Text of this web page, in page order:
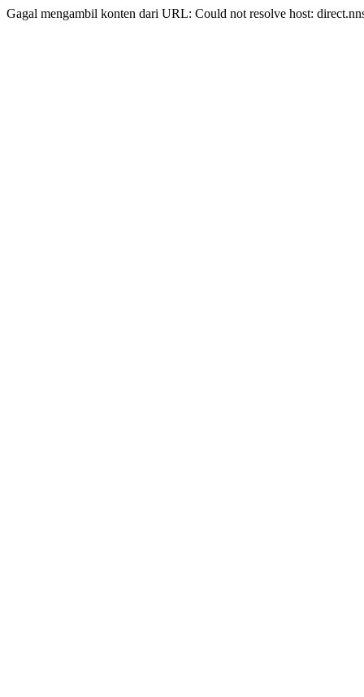
Gagal mengambil konten dari URL: Could not resolve host: